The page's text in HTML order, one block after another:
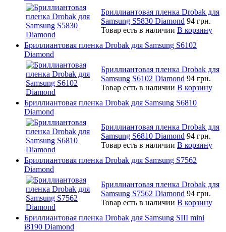
Бриллиантовая пленка Drobak для
Samsung S5830 Diamond 94 грн.
Товар есть в наличии В корзину
Бриллиантовая пленка Drobak для Samsung S6102
Diamond
Бриллиантовая пленка Drobak для
Samsung S6102 Diamond 94 грн.
Товар есть в наличии В корзину
Бриллиантовая пленка Drobak для Samsung S6810
Diamond
Бриллиантовая пленка Drobak для
Samsung S6810 Diamond 94 грн.
Товар есть в наличии В корзину
Бриллиантовая пленка Drobak для Samsung S7562
Diamond
Бриллиантовая пленка Drobak для
Samsung S7562 Diamond 94 грн.
Товар есть в наличии В корзину
Бриллиантовая пленка Drobak для Samsung SIII mini
i8190 Diamond